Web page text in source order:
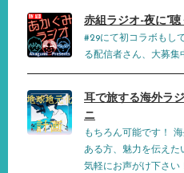
赤組ラジオ-夜に”
#29にて初コラボもし
る配信者さん、大募集
耳で旅する海外ラ
ニ
もちろん可能です！
ある方、魅力を伝え
気軽にお声がけ下さい